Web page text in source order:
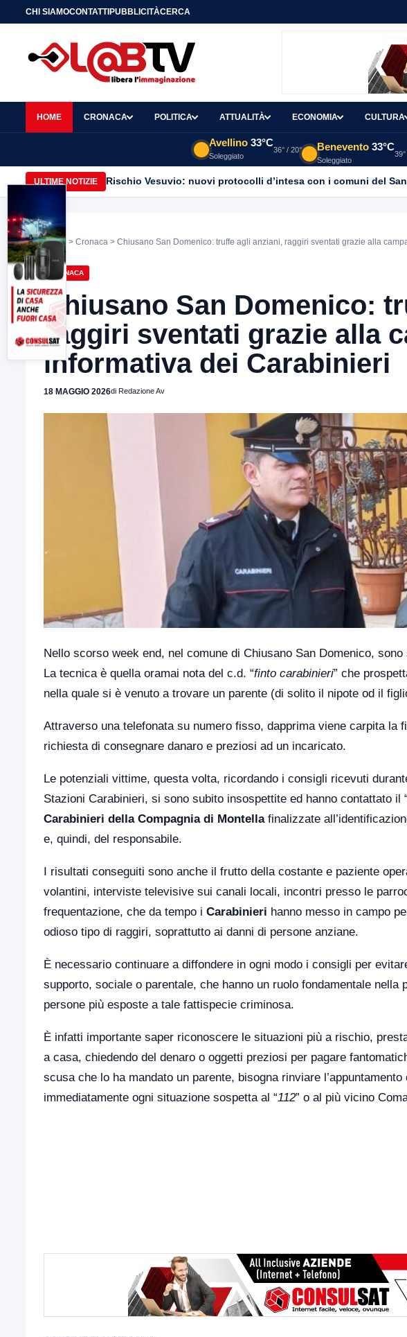
CHI SIAMOCONTATTIPUBBLICITÀCERCA
HOME CRONACA POLITICA ATTUALITÀ ECONOMIA CULTURA
Avellino 33°C
Soleggiato
36° / 20° Benevento 33°C
Soleggiato
ULTIME NOTIZIE Rischio Vesuvio: nuovi protocolli d’intesa con i comuni del
Home > Cronaca > Chiusano San Domenico: truffe agli anziani, raggiri sventati grazie alla
CRONACA
Chiusano San Domenico:
raggiri sventati grazie alla
informativa dei Carabinieri
18 MAGGIO 2026di Redazione Av
Nello scorso week end, nel comune di Chiusano San Domenico,
La tecnica è quella oramai nota del c.d. “finto carabinieri” che
nella quale si è venuto a trovare un parente (di solito il nipote od il
Attraverso una telefonata su numero fisso, dapprima viene carpita la
richiesta di consegnare danaro e preziosi ad un incaricato.
Le potenziali vittime, questa volta, ricordando i consigli ricevuti
Stazioni Carabinieri, si sono subito insospettite ed hanno contattato il
Carabinieri della Compagnia di Montellafinalizzate
e, quindi, del responsabile.
I risultati conseguiti sono anche il frutto della costante e paziente
volantini, interviste televisive sui canali locali, incontri presso le
frequentazione, che da tempo i Carabinieri hanno messo in campo
odioso tipo di raggiri, soprattutto ai danni di persone anziane.
È necessario continuare a diffondere in ogni modo i consigli per
supporto, sociale o parentale, che hanno un ruolo fondamentale
persone più esposte a tale fattispecie criminosa.
È infatti importante saper riconoscere le situazioni più a rischio,
a casa, chiedendo del denaro o oggetti preziosi per pagare
scusa che lo ha mandato un parente, bisogna rinviare
immediatamente ogni situazione sospetta al “112” o al più vicino